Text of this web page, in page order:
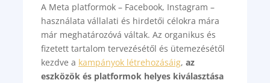
A Meta platformok – Facebook, Instagram –
használata vállalati és hirdetői célokra mára
már meghatározóvá váltak. Az organikus és
fizetett tartalom tervezésétől és ütemezésétől
kezdve a kampányok létrehozásáig,az
eszközök és platformok helyes kiválasztása